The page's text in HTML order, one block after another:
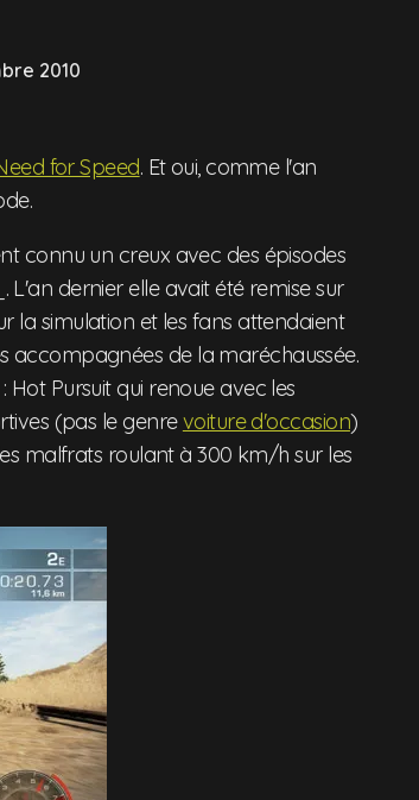
2010
for Speed. Et oui, comme l'an
connu un creux avec des épisodes
dernier elle avait été remise sur
la simulation et les fans attendaient
accompagnées de la maréchaussée.
Pursuit qui renoue avec les
(pas le genrevoiture d'occasion)
malfrats roulant à 300 km/h sur les